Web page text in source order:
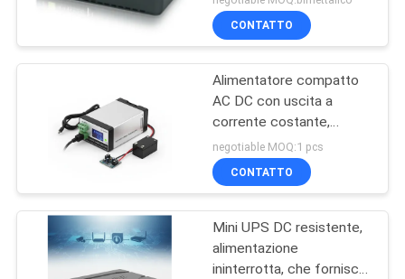
CONTROLLO
QUALITÀ
NOTIZIE
sinusoide
PWM UPS
CONTATTO
Alimentatore compatto
AC DC con uscita a
corrente costante,
perfetto per la ricarica di
batterie e sistemi di
backup
negotiable MOQ:1 pcs
CONTATTO
Mini UPS DC resistente,
alimentazione
ininterrotta, che fornisce